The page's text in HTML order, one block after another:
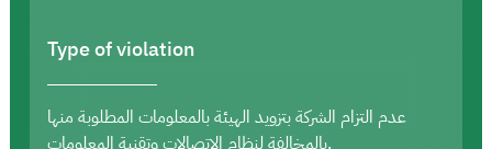
Type of violation
عدم التزام الشركة بتزويد الهيئة بالمعلومات المطلوبة منها
بالمخالفة لنظام الاتصالات وتقنية المعلومات.